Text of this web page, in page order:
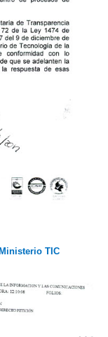
TIC